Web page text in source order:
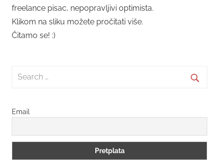
freelance pisac, nepopravljivi optimista.
Klikom na sliku možete pročitati više.
Čitamo se! :)
Search
Email